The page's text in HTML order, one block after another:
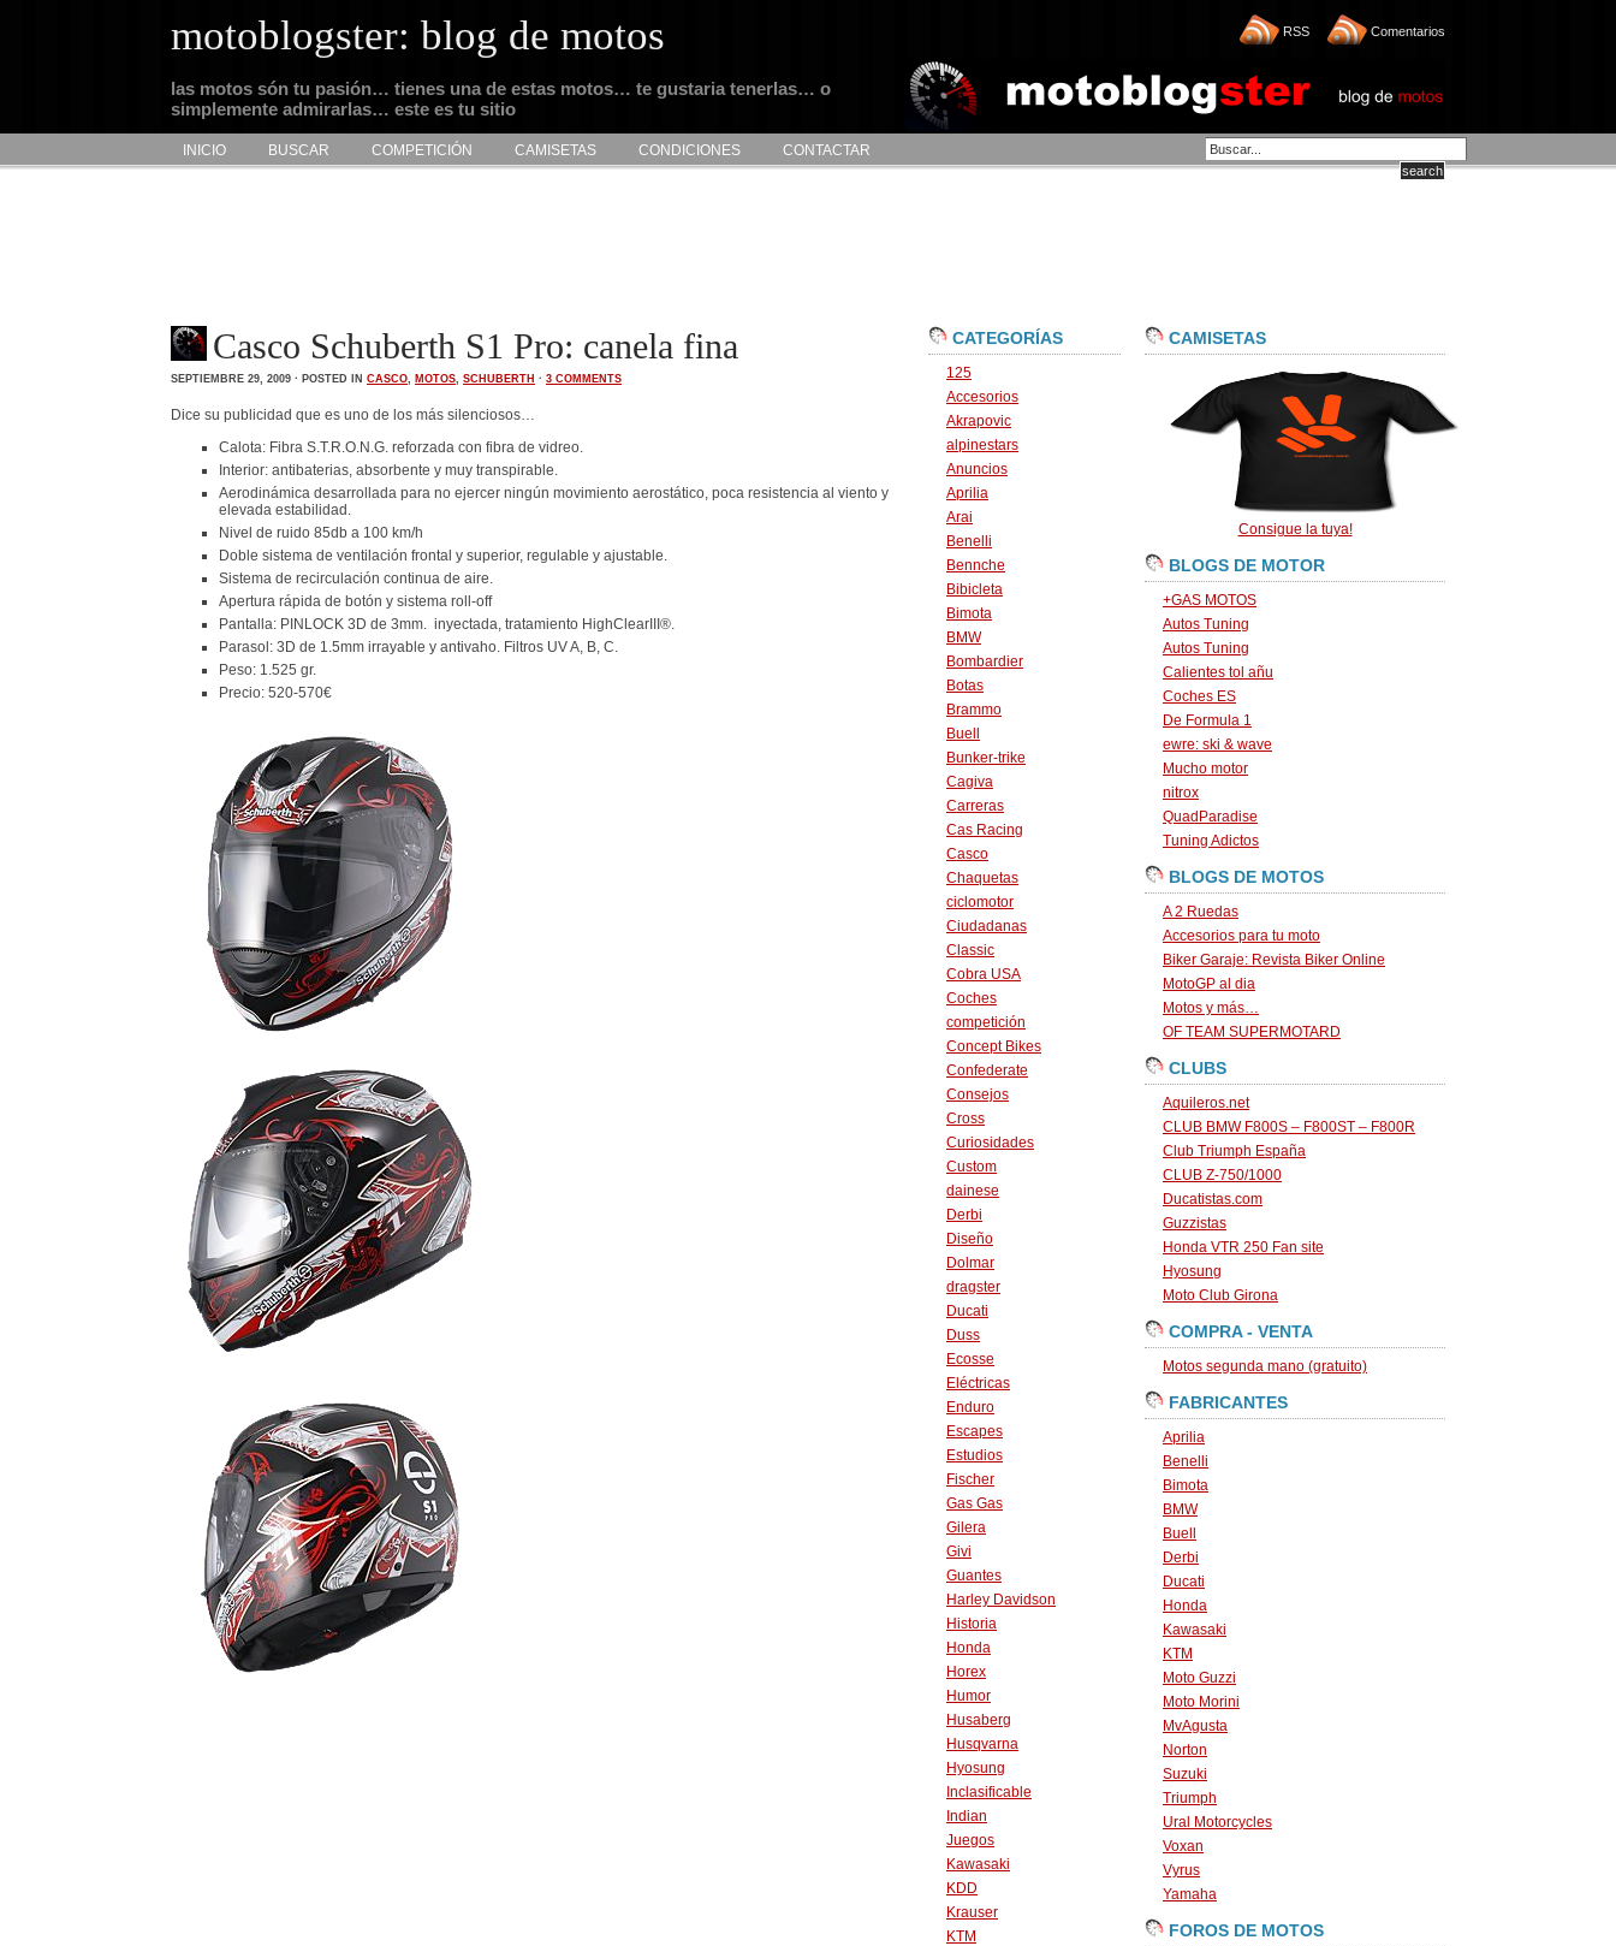
motoblogster: blog de motos
las motos són tu pasión… tienes una de estas motos… te gustaria tenerlas… o
simplemente admirarlas… este es tu sitio
RSS Comentarios
INICIO BUSCAR COMPETICIÓN CAMISETAS CONDICIONES CONTACTAR
Casco Schuberth S1 Pro: canela fina
SEPTIEMBRE 29, 2009 · POSTED IN CASCO, MOTOS, SCHUBERTH · 3 COMMENTS
Dice su publicidad que es uno de los más silenciosos…
Calota: Fibra S.T.R.O.N.G. reforzada con fibra de vidreo.
Interior: antibaterias, absorbente y muy transpirable.
Aerodinámica desarrollada para no ejercer ningún movimiento aerostático, poca resistencia al viento y
elevada estabilidad.
Nivel de ruido 85db a 100 km/h
Doble sistema de ventilación frontal y superior, regulable y ajustable.
Sistema de recirculación continua de aire.
Apertura rápida de botón y sistema roll-off
Pantalla: PINLOCK 3D de 3mm. inyectada, tratamiento HighClearIII®.
Parasol: 3D de 1.5mm irrayable y antivaho. Filtros UV A, B, C.
Peso: 1.525 gr.
Precio: 520-570€
CATEGORÍAS
125
Accesorios
Akrapovic
alpinestars
Anuncios
Aprilia
Arai
Benelli
Bennche
Bibicleta
Bimota
BMW
Bombardier
Botas
Brammo
Buell
Bunker-trike
Cagiva
Carreras
Cas Racing
Casco
Chaquetas
ciclomotor
Ciudadanas
Classic
Cobra USA
Coches
competición
Concept Bikes
Confederate
Consejos
Cross
Curiosidades
Custom
dainese
Derbi
Diseño
Dolmar
dragster
Ducati
Duss
Ecosse
Eléctricas
Enduro
Escapes
Estudios
Fischer
Gas Gas
Gilera
Givi
Guantes
Harley Davidson
Historia
Honda
Horex
Humor
Husaberg
Husqvarna
Hyosung
Inclasificable
Indian
Juegos
Kawasaki
KDD
Krauser
KTM
CAMISETAS
Consigue la tuya!
BLOGS DE MOTOR
+GAS MOTOS
Autos Tuning
Autos Tuning
Calientes tol añu
Coches ES
De Formula 1
ewre: ski & wave
Mucho motor
nitrox
QuadParadise
Tuning Adictos
BLOGS DE MOTOS
A 2 Ruedas
Accesorios para tu moto
Biker Garaje: Revista Biker Online
MotoGP al dia
Motos y más…
OF TEAM SUPERMOTARD
CLUBS
Aquileros.net
CLUB BMW F800S – F800ST – F800R
Club Triumph España
CLUB Z-750/1000
Ducatistas.com
Guzzistas
Honda VTR 250 Fan site
Hyosung
Moto Club Girona
COMPRA - VENTA
Motos segunda mano (gratuito)
FABRICANTES
Aprilia
Benelli
Bimota
BMW
Buell
Derbi
Ducati
Honda
Kawasaki
KTM
Moto Guzzi
Moto Morini
MvAgusta
Norton
Suzuki
Triumph
Ural Motorcycles
Voxan
Vyrus
Yamaha
FOROS DE MOTOS